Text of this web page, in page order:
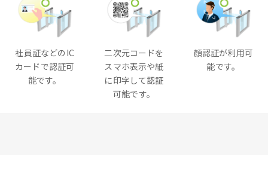
社員証などのIC
カードで認証可
能です。
二次元コードを
スマホ表示や紙
に印字して認証
可能です。
顔認証が利用可
能です。